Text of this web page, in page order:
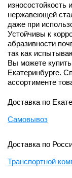
износостойкость
нержавеющей
даже при
Устойчивы к
абразивности
так как
Вы можете
Екатеринбурге.
ассортименте
Доставка по
Самовывоз
Доставка по
Транспортной